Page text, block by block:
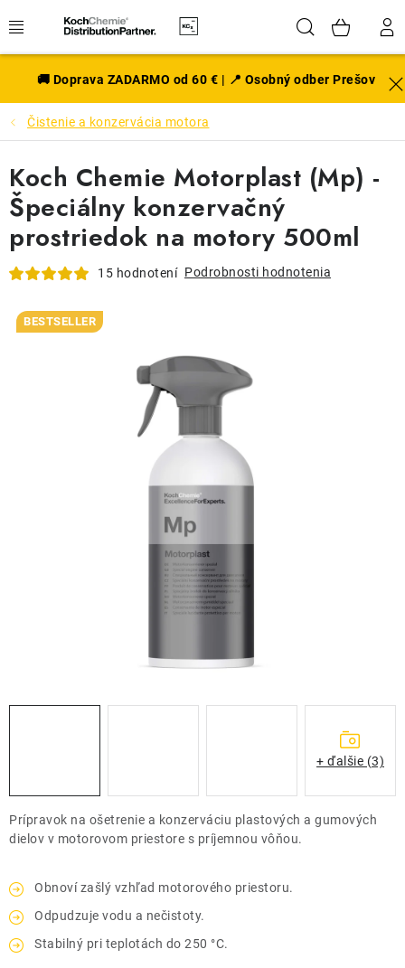
na
Hľadať
EXTERIÉR
DISKY A PNEU
INTERIÉR
PRÍSLUŠENSTVO
VÔNE DO AUTA
VÝHODNÉ SADY
NOVINKY V SORTIMENTE
ČISTENIE A ÚDRŽBA LODÍ
🚚 Doprava ZADARMO od 60 € | 📍 Osobný odber Prešov
Čistenie a konzervácia motora
Prípravok na ošetrenie a konzerváciu plastových a gumových
dielov v motorovom priestore s príjemnou vôňou.
Obnoví zašlý vzhľad motorového priestoru.
Odpudzuje vodu a nečistoty.
Stabilný pri teplotách do 250 °C.
Koch Chemie Motorplast (Mp) -
Špeciálny konzervačný
prostriedok na motory 500ml
15 hodnotení Podrobnosti hodnotenia
BESTSELLER
+ ďalšie (3)